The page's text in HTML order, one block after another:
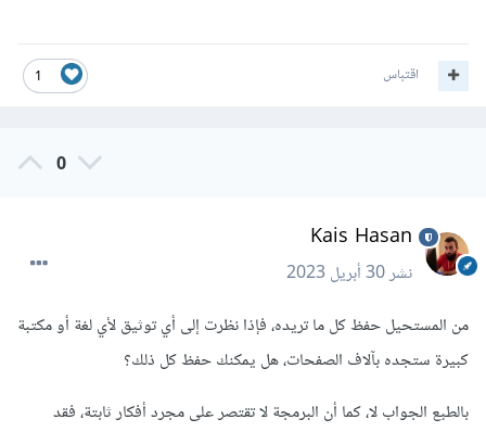
1 اقتباس
0
Kais Hasan
نشر30 أبريل 2023
من المستحيل حفظ كل ما تريده، فإذا نظرت إلى أي توثيق لأي لغة أو مكتبة
كبيرة ستجده بآلاف الصفحات، هل يمكنك حفظ كل ذلك؟
بالطبع الجواب لا، كما أن البرمجة لا تقتصر على مجرد أفكار ثابتة، فقد